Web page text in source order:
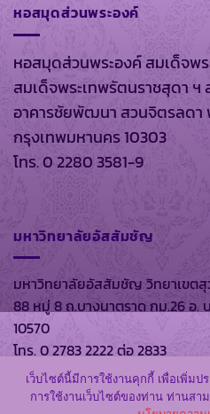
หอสมุดส่วนพระองค์
หอสมุดส่วนพระองค์ สมเด็จพร
สมเด็จพระเทพรัตนราชสุดา ฯ
อาคารชัยพัฒนา สวนจิตรลดา
กรุงเทพมหานคร 10303
โทร. 0 2280 3581-9
มหาวิทยาลัยอัสสัมชัญ
มหาวิทยาลัยอัสสัมชัญ วิทยาเขต
88 หมู่ 8 ถ.บางนาตราด กม.26 อ.
10570
โทร. 0 2783 2222 ต่อ 2833
เว็บไซต์นี้มีการใช้งานคุกกี้ เพื่อเพิ่ม
การใช้งานเว็บไซต์ของท่าน ท่านสา